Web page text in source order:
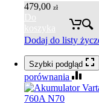
479,00 zł
Do
koszyka
Dodaj do listy
Szybki podgląd
porównania